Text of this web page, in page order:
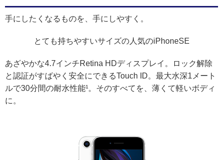
手にしたくなるものを、手にしやすく。
とても持ちやすいサイズの人気のiPhoneSE
あざやかな4.7インチRetina HDディスプレイ。ロック解除
と認証がすばやく安全にできるTouch ID。最大水深1メート
ルで30分間の耐水性能¹。そのすべてを、薄くて軽いボディ
に。